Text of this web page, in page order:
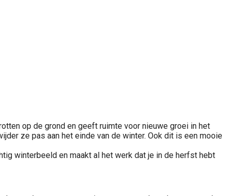
op de grond en geeft ruimte voor nieuwe groei in het
ze pas aan het einde van de winter. Ook dit is een mooie
winterbeeld en maakt al het werk dat je in de herfst hebt